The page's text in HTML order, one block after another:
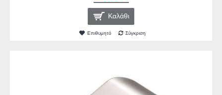
Καλάθι
Επιθυμητό Σύγκριση